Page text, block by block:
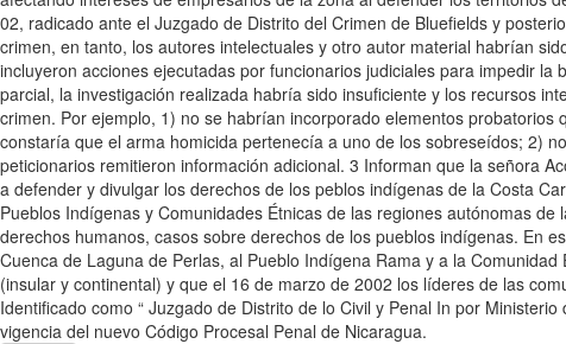
02, radicado ante el Juzgado de Distrito del Crimen de Bluefields y
crimen, en tanto, los autores intelectuales y otro autor material habrían
incluyeron acciones ejecutadas por funcionarios judiciales para impedir
parcial, la investigación realizada habría sido insuficiente y los recursos
crimen. Por ejemplo, 1) no se habrían incorporado elementos
constaría que el arma homicida pertenecía a uno de los sobreseídos; 2)
peticionarios remitieron información adicional. 3 Informan que la señora
a defender y divulgar los derechos de los peblos indígenas de la Costa
Pueblos Indígenas y Comunidades Étnicas de las regiones autónomas
derechos humanos, casos sobre derechos de los pueblos indígenas. En
Cuenca de Laguna de Perlas, al Pueblo Indígena Rama y a la
(insular y continental) y que el 16 de marzo de 2002 los líderes de las
Identificado como “ Juzgado de Distrito de lo Civil y Penal In por
vigencia del nuevo Código Procesal Penal de Nicaragua.